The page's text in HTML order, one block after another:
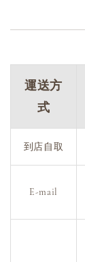
運送方
式
到店自取
E-mail